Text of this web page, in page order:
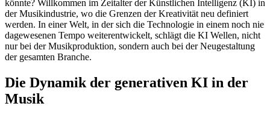
könnte? Willkommen im Zeitalter der Künstlichen Intelligenz (KI) in
der Musikindustrie, wo die Grenzen der Kreativität neu definiert
werden. In einer Welt, in der sich die Technologie in einem noch nie
dagewesenen Tempo weiterentwickelt, schlägt die KI Wellen, nicht
nur bei der Musikproduktion, sondern auch bei der Neugestaltung
der gesamten Branche.
Die Dynamik der generativen KI in der
Musik